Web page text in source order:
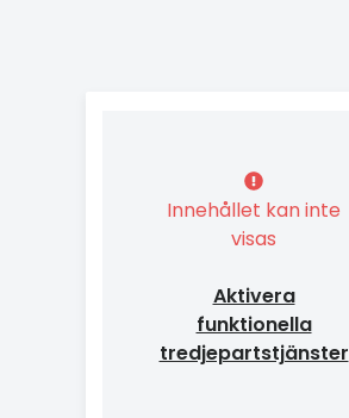
Innehållet kan inte
visas
Aktivera
funktionella
tredjepartstjänster